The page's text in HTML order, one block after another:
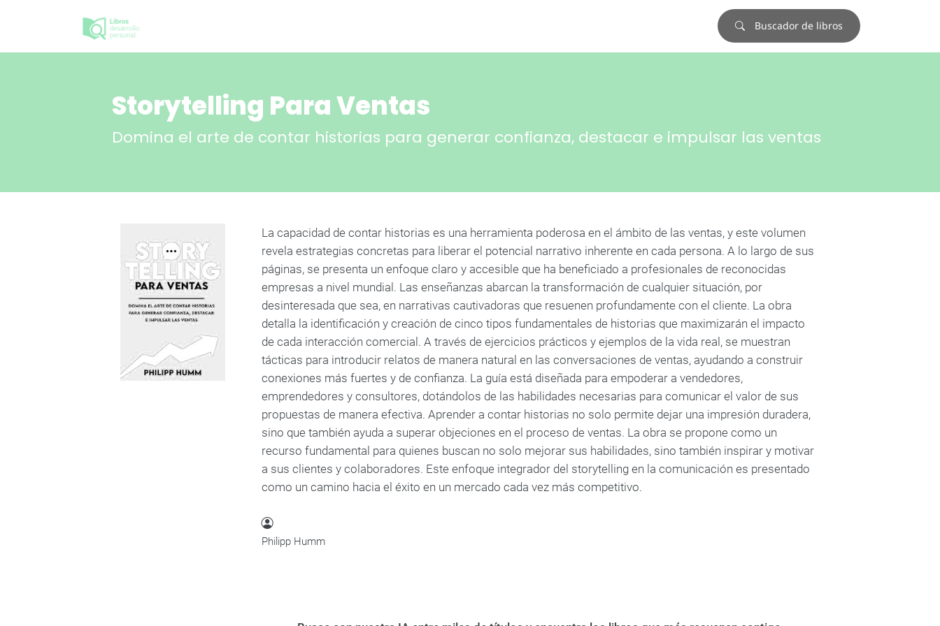
Buscador de libros
Storytelling Para Ventas
Domina el arte de contar historias para generar confianza, destacar e impulsar las ventas
La capacidad de contar historias es una herramienta poderosa en el ámbito de las ventas, y este volumen
revela estrategias concretas para liberar el potencial narrativo inherente en cada persona. A lo largo de sus
páginas, se presenta un enfoque claro y accesible que ha beneficiado a profesionales de reconocidas
empresas a nivel mundial. Las enseñanzas abarcan la transformación de cualquier situación, por
desinteresada que sea, en narrativas cautivadoras que resuenen profundamente con el cliente. La obra
detalla la identificación y creación de cinco tipos fundamentales de historias que maximizarán el impacto
de cada interacción comercial. A través de ejercicios prácticos y ejemplos de la vida real, se muestran
tácticas para introducir relatos de manera natural en las conversaciones de ventas, ayudando a construir
conexiones más fuertes y de confianza. La guía está diseñada para empoderar a vendedores,
emprendedores y consultores, dotándolos de las habilidades necesarias para comunicar el valor de sus
propuestas de manera efectiva. Aprender a contar historias no solo permite dejar una impresión duradera,
sino que también ayuda a superar objeciones en el proceso de ventas. La obra se propone como un
recurso fundamental para quienes buscan no solo mejorar sus habilidades, sino también inspirar y motivar
a sus clientes y colaboradores. Este enfoque integrador del storytelling en la comunicación es presentado
como un camino hacia el éxito en un mercado cada vez más competitivo.
Philipp Humm